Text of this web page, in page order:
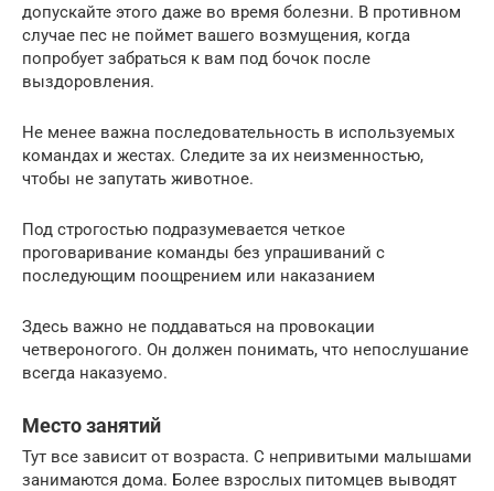
допускайте этого даже во время болезни. В противном
случае пес не поймет вашего возмущения, когда
попробует забраться к вам под бочок после
выздоровления.
Не менее важна последовательность в используемых
командах и жестах. Следите за их неизменностью,
чтобы не запутать животное.
Под строгостью подразумевается четкое
проговаривание команды без упрашиваний с
последующим поощрением или наказанием
Здесь важно не поддаваться на провокации
четвероногого. Он должен понимать, что непослушание
всегда наказуемо.
Место занятий
Тут все зависит от возраста. С непривитыми малышами
занимаются дома. Более взрослых питомцев выводят